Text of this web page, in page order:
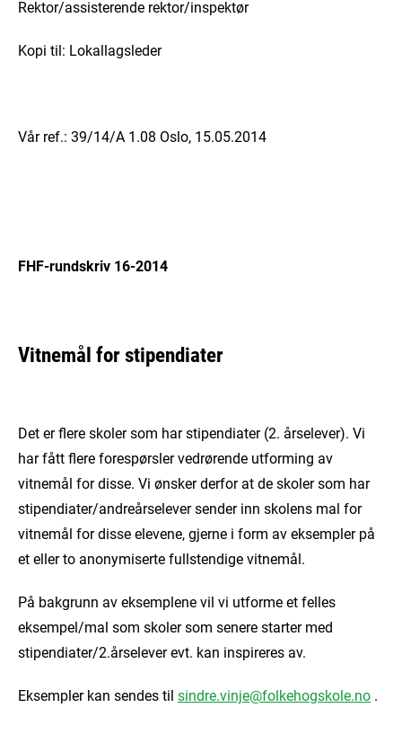
Rektor/assisterende rektor/inspektør
Kopi til: Lokallagsleder
Vår ref.: 39/14/A 1.08 Oslo, 15.05.2014
FHF-rundskriv 16-2014
Vitnemål for stipendiater
Det er flere skoler som har stipendiater (2. årselever). Vi
har fått flere forespørsler vedrørende utforming av
vitnemål for disse. Vi ønsker derfor at de skoler som har
stipendiater/andreårselever sender inn skolens mal for
vitnemål for disse elevene, gjerne i form av eksempler på
et eller to anonymiserte fullstendige vitnemål.
På bakgrunn av eksemplene vil vi utforme et felles
eksempel/mal som skoler som senere starter med
stipendiater/2.årselever evt. kan inspireres av.
Eksempler kan sendes til sindre.vinje@folkehogskole.no .